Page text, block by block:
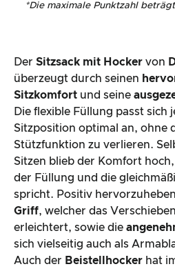
*Die maximale Punktzahl
Der Sitzsack mit Hocker von
überzeugt durch seinen
Sitzkomfort und seine
Die flexible Füllung passt sich
Sitzposition optimal an, ohne
Stützfunktion zu verlieren.
Sitzen blieb der Komfort
der Füllung und die
spricht. Positiv
Griff, welcher das
erleichtert, sowie die
sich vielseitig auch als
Auch der Beistellhocker hat